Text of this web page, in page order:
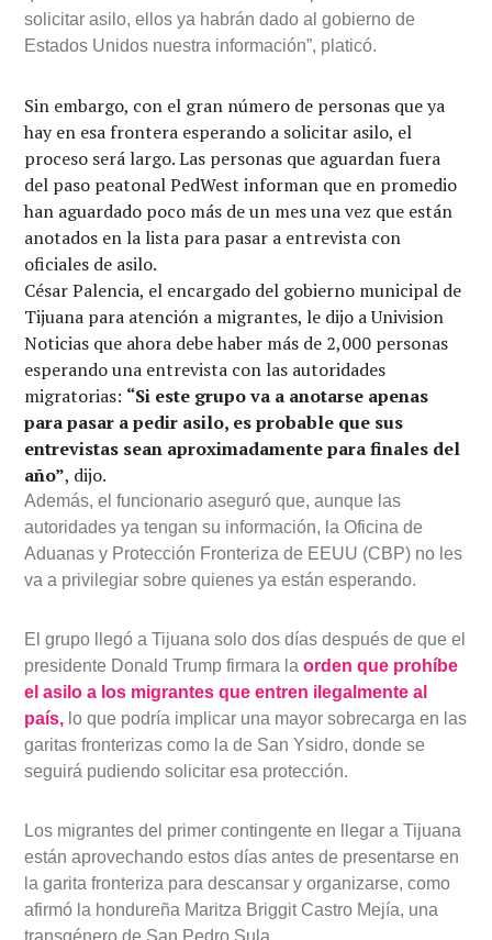
solicitar asilo, ellos ya habrán dado al gobierno de
Estados Unidos nuestra información”, platicó.
Sin embargo, con el gran número de personas que ya
hay en esa frontera esperando a solicitar asilo, el
proceso será largo. Las personas que aguardan fuera
del paso peatonal PedWest informan que en promedio
han aguardado poco más de un mes una vez que están
anotados en la lista para pasar a entrevista con
oficiales de asilo.
César Palencia, el encargado del gobierno municipal de
Tijuana para atención a migrantes, le dijo a Univision
Noticias que ahora debe haber más de 2,000 personas
esperando una entrevista con las autoridades
migratorias: “Si este grupo va a anotarse apenas
para pasar a pedir asilo, es probable que sus
entrevistas sean aproximadamente para finales del
año”, dijo.
Además, el funcionario aseguró que, aunque las
autoridades ya tengan su información, la Oficina de
Aduanas y Protección Fronteriza de EEUU (CBP) no les
va a privilegiar sobre quienes ya están esperando.
El grupo llegó a Tijuana solo dos días después de que el
presidente Donald Trump firmara laorden que prohíbe
el asilo a los migrantes que entren ilegalmente al
país, lo que podría implicar una mayor sobrecarga en las
garitas fronterizas como la de San Ysidro, donde se
seguirá pudiendo solicitar esa protección.
Los migrantes del primer contingente en llegar a Tijuana
están aprovechando estos días antes de presentarse en
la garita fronteriza para descansar y organizarse, como
afirmó la hondureña Maritza Briggit Castro Mejía, una
transgénero de San Pedro Sula.